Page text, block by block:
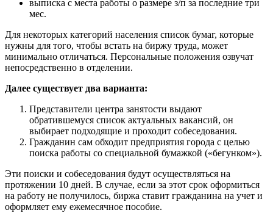
выписка с места работы о размере з/п за последние три
мес.
Для некоторых категорий населения список бумаг, которые
нужны для того, чтобы встать на биржу труда, может
минимально отличаться. Персональные положения озвучат
непосредственно в отделении.
Далее существует два варианта:
Представители центра занятости выдают
обратившемуся список актуальных вакансий, он
выбирает подходящие и проходит собеседования.
Гражданин сам обходит предприятия города с целью
поиска работы со специальной бумажкой («бегунком»).
Эти поиски и собеседования будут осуществляться на
протяжении 10 дней. В случае, если за этот срок оформиться
на работу не получилось, биржа ставит гражданина на учет и
оформляет ему ежемесячное пособие.